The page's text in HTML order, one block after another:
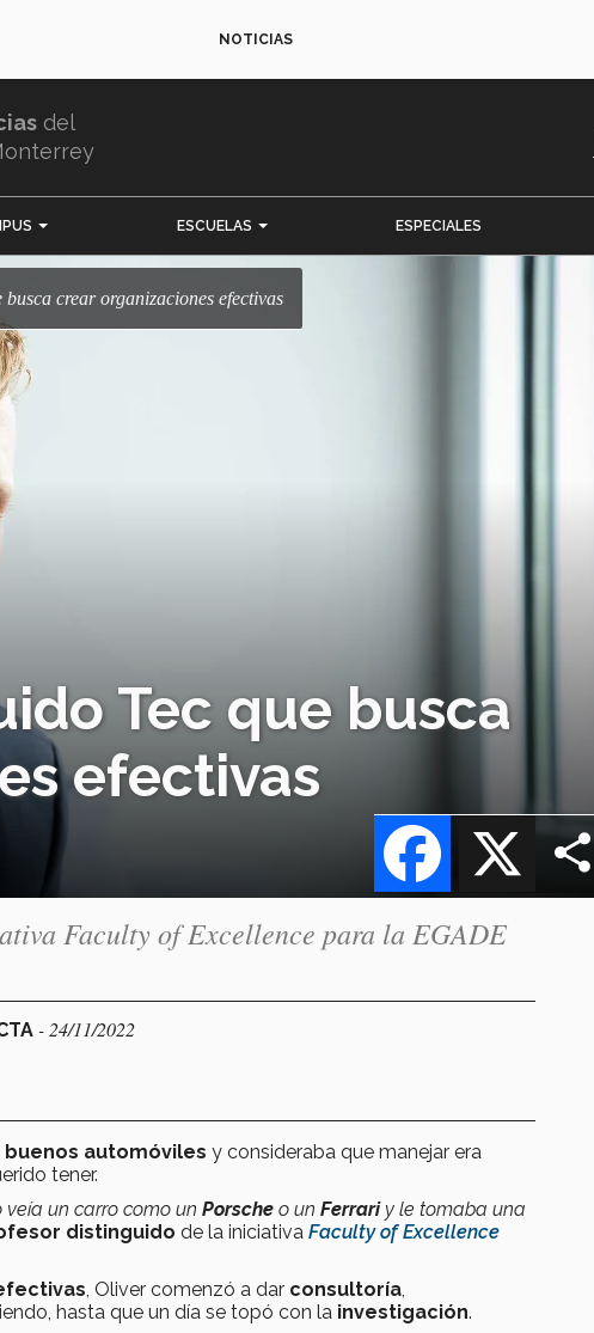
NOTICIAS
del
ESCUELAS ESPECIALES
busca crear organizaciones efectivas
Tec que busca
efectivas
X
Facebook
Faculty of Excellence para la EGADE
- 24/11/2022
buenos automóviles y consideraba que manejar era
tener.
un carro como un Porsche o un Ferrari y le tomaba una
distinguido de la iniciativa Faculty of Excellence
, Oliver comenzó a dar consultoría,
hasta que un día se topó con la investigación.